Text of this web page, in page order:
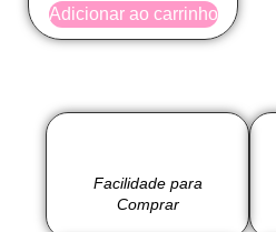
Adicionar ao carrinho
Facilidade para
Comprar